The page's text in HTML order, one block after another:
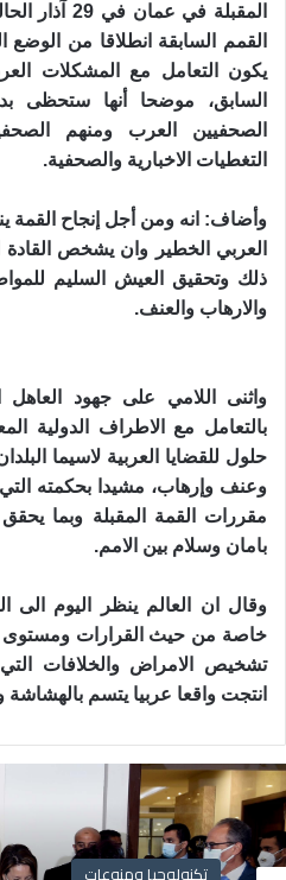
المقبلة في
القمم السابقة انطلاقا من الوضع
يكون التعامل مع المشكلات
السابق، موضحا أنها ستحظى
الصحفيين العرب ومنهم
التغطيات الاخبارية والصحفية.
وأضاف: انه ومن أجل إنجاح القمة
العربي الخطير وان يشخص
ذلك وتحقيق العيش السليم
والارهاب والعنف.
واثنى اللامي على جهود العاهل
بالتعامل مع الاطراف الدولية
حلول للقضايا العربية لاسيما
وعنف وإرهاب، مشيدا بحكمته التي
مقررات القمة المقبلة وبما
بامان وسلام بين الامم.
وقال ان العالم ينظر اليوم الى
خاصة من حيث القرارات ومستوى
تشخيص الامراض والخلافات
انتجت واقعا عربيا يتسم
تكنولوجيا ومنوعات